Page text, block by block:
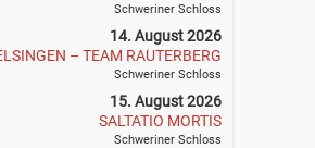
Schweriner Schloss
14. August 2026
– TEAM RAUTERBERG
Schweriner Schloss
15. August 2026
SALTATIO MORTIS
Schweriner Schloss